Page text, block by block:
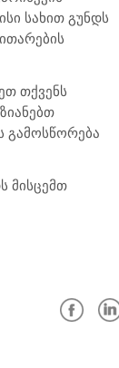
სახით გუნდს
თქვენს
გამოსწორება
მისცემთ